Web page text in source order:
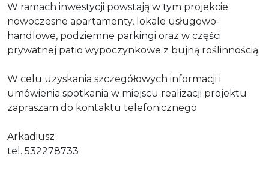
W ramach inwestycji powstają w tym projekcie
nowoczesne apartamenty, lokale usługowo-
handlowe, podziemne parkingi oraz w części
prywatnej patio wypoczynkowe z bujną roślinnością.
W celu uzyskania szczegółowych informacji i
umówienia spotkania w miejscu realizacji projektu
zapraszam do kontaktu telefonicznego
Arkadiusz
tel. 532278733